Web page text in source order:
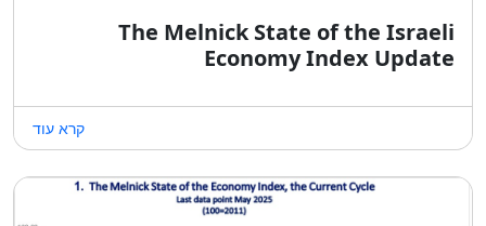
The Melnick State of the Israeli
Economy Index Update
קרא עוד